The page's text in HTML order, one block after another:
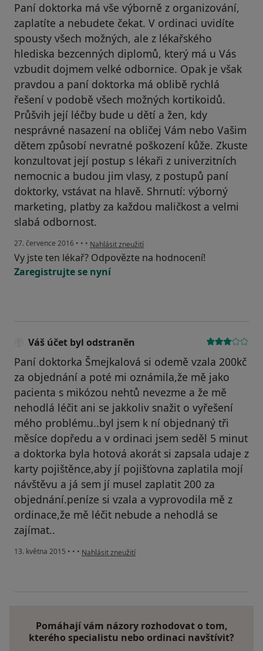
Paní doktorka má vše výborně z organizování,
zaplatíte a nebudete čekat. V ordinaci uvidíte
spousty všech možných, ale z lékařského
hlediska bezcenných diplomů, který má u Vás
vzbudit dojmem velké odbornice. Opak je však
pravdou a paní doktorka má oblibě rychlá
řešení v podobě všech možných kortikoidů.
Průšvih její léčby bude u dětí a žen, kdy
nesprávné nasazení na obličej Vám nebo Vašim
dětem způsobí nevratné poškození kůže. Zkuste
konzultovat její postup s lékaři z univerzitních
nemocnic a budou jim vlasy, z postupů paní
doktorky, vstávat na hlavě. Shrnutí: výborný
marketing, platby za každou maličkost a velmi
slabá odbornost.
27. července 2016 • • • podle názoru uživatele Váš účet byl odstraněn
Nahlásit zneužití
Vy jste ten lékař? Odpovězte na hodnocení!
Zaregistrujte se nyní
Váš účet byl odstraněn
Paní doktorka Šmejkalová si odemě vzala 200kč
za objednání a poté mi oznámila,že mě jako
pacienta s mikózou nehtů nevezme a že mě
nehodlá léčit ani se jakkoliv snažit o vyřešení
mého problému..byl jsem k ní objednaný tři
měsíce dopředu a v ordinaci jsem seděl 5 minut
a doktorka byla hotová akorát si zapsala udaje z
karty pojištěnce,aby jí pojišťovna zaplatila mojí
návštěvu a já sem jí musel zaplatit 200 za
objednání.peníze si vzala a vyprovodila mě z
ordinace,že mě léčit nebude a nehodlá se
zajímat..
13. května 2015 • • • podle názoru uživatele Váš účet byl odstraněn
Nahlásit zneužití
Pomáhají vám názory rozhodovat o tom,
kterého specialistu nebo ordinaci navštívit?